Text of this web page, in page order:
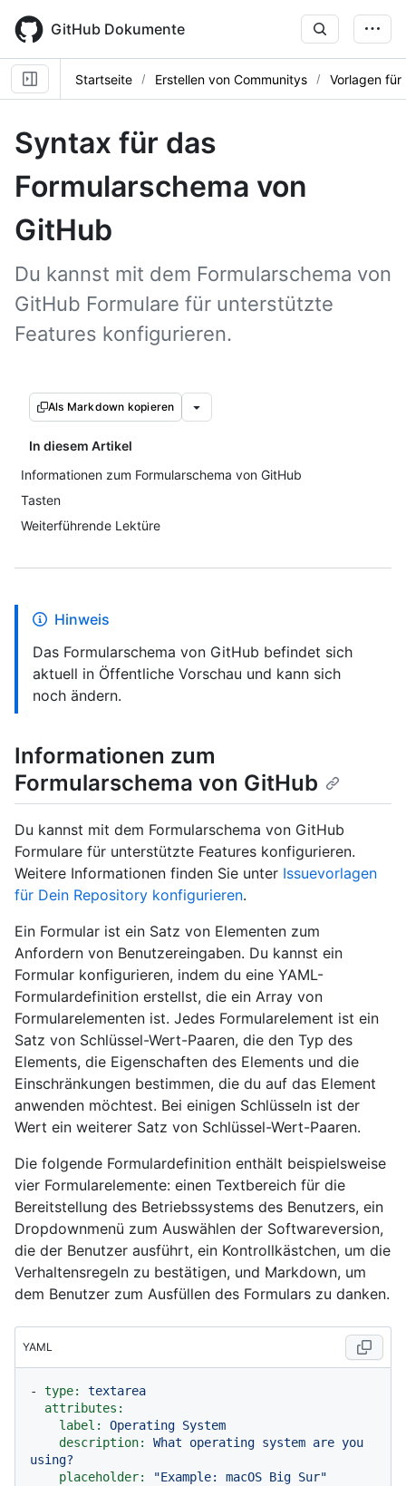
main
content
GitHub Dokumente
Startseite Erstellen von Communitys Vorlagen für
Syntax für das
Formularschema von
GitHub
Du kannst mit dem Formularschema von
GitHub Formulare für unterstützte
Features konfigurieren.
Als Markdown kopieren
In diesem Artikel
Informationen zum Formularschema von GitHub
Tasten
Weiterführende Lektüre
Hinweis
Das Formularschema von GitHub befindet sich
aktuell in Öffentliche Vorschau und kann sich
noch ändern.
Informationen zum
Formularschema von GitHub
Du kannst mit dem Formularschema von GitHub
Formulare für unterstützte Features konfigurieren.
Weitere Informationen finden Sie unter Issuevorlagen
für Dein Repository konfigurieren.
Ein Formular ist ein Satz von Elementen zum
Anfordern von Benutzereingaben. Du kannst ein
Formular konfigurieren, indem du eine YAML-
Formulardefinition erstellst, die ein Array von
Formularelementen ist. Jedes Formularelement ist ein
Satz von Schlüssel-Wert-Paaren, die den Typ des
Elements, die Eigenschaften des Elements und die
Einschränkungen bestimmen, die du auf das Element
anwenden möchtest. Bei einigen Schlüsseln ist der
Wert ein weiterer Satz von Schlüssel-Wert-Paaren.
Die folgende Formulardefinition enthält beispielsweise
vier Formularelemente: einen Textbereich für die
Bereitstellung des Betriebssystems des Benutzers, ein
Dropdownmenü zum Auswählen der Softwareversion,
die der Benutzer ausführt, ein Kontrollkästchen, um die
Verhaltensregeln zu bestätigen, und Markdown, um
dem Benutzer zum Ausfüllen des Formulars zu danken.
YAML
- type:
textarea
attributes:
label:
Operating System
description:
What operating system are you
using?
placeholder:
"Example: macOS Big Sur"